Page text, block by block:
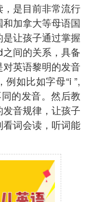
是目前非常流行
加拿大等母语国
让孩子通过掌握
间的关系，具备
英语黎明的发音
如比如字母“i ”,
同的发音。然后教
音规律，让孩子
词会读，听词能